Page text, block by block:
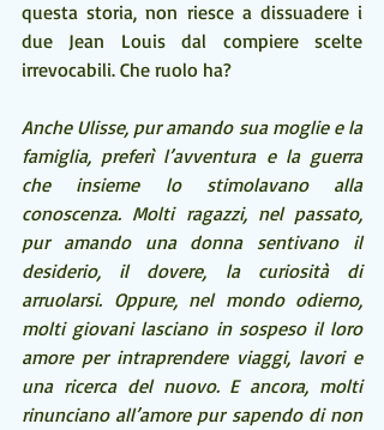
questa storia, non riesce a dissuadere i
due Jean Louis dal compiere scelte
irrevocabili. Che ruolo ha?
Anche Ulisse, pur amando sua moglie e la
famiglia, preferì l’avventura e la guerra
che insieme lo stimolavano alla
conoscenza. Molti ragazzi, nel passato,
pur amando una donna sentivano il
desiderio, il dovere, la curiosità di
arruolarsi. Oppure, nel mondo odierno,
molti giovani lasciano in sospeso il loro
amore per intraprendere viaggi, lavori e
una ricerca del nuovo. E ancora, molti
rinunciano all’amore pur sapendo di non